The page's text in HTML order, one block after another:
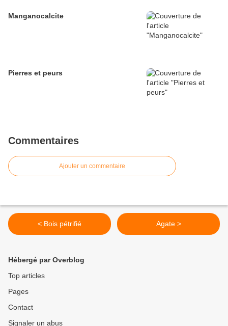
Manganocalcite
Pierres et peurs
Commentaires
Ajouter un commentaire
< Bois pétrifié Agate >
Hébergé par Overblog
Top articles
Pages
Contact
Signaler un abus